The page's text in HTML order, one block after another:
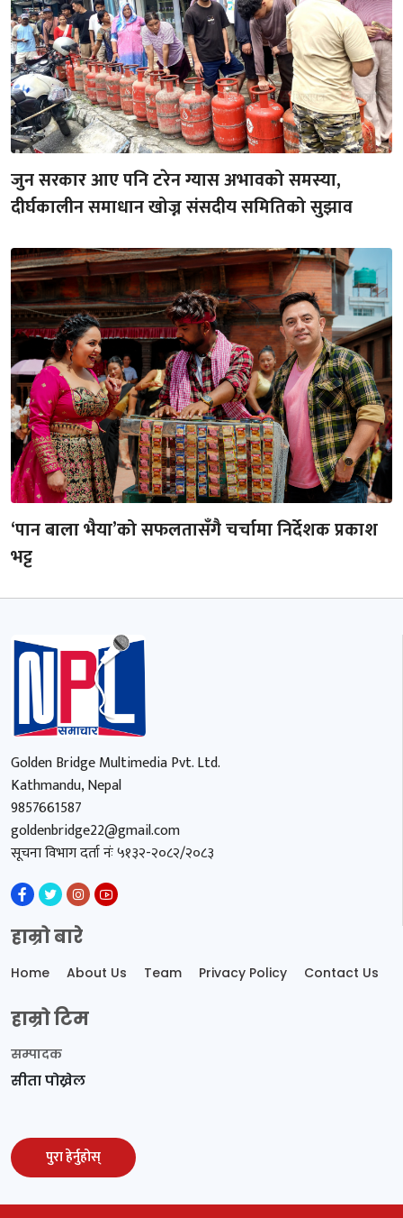
जुन सरकार आए पनि टरेन ग्यास अभावको समस्या,
दीर्घकालीन समाधान खोज्न संसदीय समितिको सुझाव
‘पान बाला भैया’को सफलतासँगै चर्चामा निर्देशक प्रकाश
भट्ट
Golden Bridge Multimedia Pvt. Ltd.
Kathmandu, Nepal
9857661587
goldenbridge22@gmail.com
सूचना विभाग दर्ता नंः ५१३२-२०८२/२०८३
हाम्रो बारे
Home About Us Team Privacy Policy Contact Us
हाम्रो टिम
सम्पादक
सीता पोख्रेल
पुरा हेर्नुहोस्